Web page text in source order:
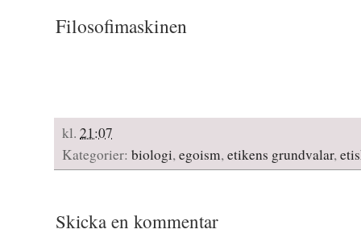
Filosofimaskinen
kl. 21:07
Kategorier: biologi,egoism,etikens grundvalar,
Skicka en kommentar